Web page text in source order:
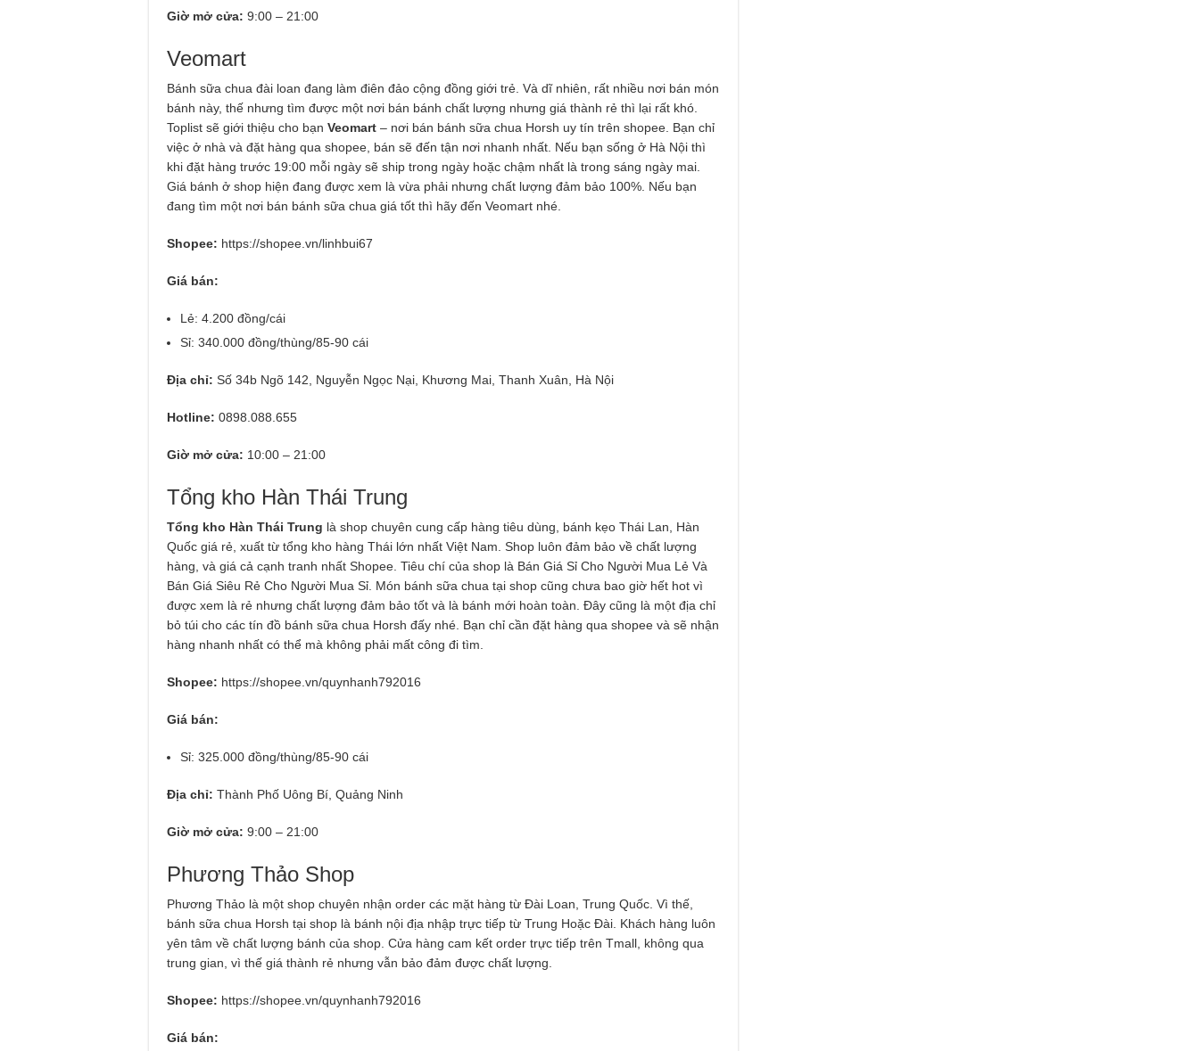
Giờ mở cửa: 9:00 – 21:00
Veomart
Bánh sữa chua đài loan đang làm điên đảo cộng đồng giới trẻ. Và dĩ nhiên, rất nhiều nơi bán món
bánh này, thế nhưng tìm được một nơi bán bánh chất lượng nhưng giá thành rẻ thì lại rất khó.
Toplist sẽ giới thiệu cho bạn Veomart – nơi bán bánh sữa chua Horsh uy tín trên shopee. Bạn chỉ
việc ở nhà và đặt hàng qua shopee, bán sẽ đến tận nơi nhanh nhất. Nếu bạn sống ở Hà Nội thì
khi đặt hàng trước 19:00 mỗi ngày sẽ ship trong ngày hoặc chậm nhất là trong sáng ngày mai.
Giá bánh ở shop hiện đang được xem là vừa phải nhưng chất lượng đảm bảo 100%. Nếu bạn
đang tìm một nơi bán bánh sữa chua giá tốt thì hãy đến Veomart nhé.
Shopee: https://shopee.vn/linhbui67
Giá bán:
Lẻ: 4.200 đồng/cái
Sỉ: 340.000 đồng/thùng/85-90 cái
Địa chỉ: Số 34b Ngõ 142, Nguyễn Ngọc Nại, Khương Mai, Thanh Xuân, Hà Nội
Hotline: 0898.088.655
Giờ mở cửa: 10:00 – 21:00
Tổng kho Hàn Thái Trung
Tổng kho Hàn Thái Trung là shop chuyên cung cấp hàng tiêu dùng, bánh kẹo Thái Lan, Hàn
Quốc giá rẻ, xuất từ tổng kho hàng Thái lớn nhất Việt Nam. Shop luôn đảm bảo về chất lượng
hàng, và giá cả cạnh tranh nhất Shopee. Tiêu chí của shop là Bán Giá Sỉ Cho Người Mua Lẻ Và
Bán Giá Siêu Rẻ Cho Người Mua Sỉ. Món bánh sữa chua tại shop cũng chưa bao giờ hết hot vì
được xem là rẻ nhưng chất lượng đảm bảo tốt và là bánh mới hoàn toàn. Đây cũng là một địa chỉ
bỏ túi cho các tín đồ bánh sữa chua Horsh đấy nhé. Bạn chỉ cần đặt hàng qua shopee và sẽ nhận
hàng nhanh nhất có thể mà không phải mất công đi tìm.
Shopee: https://shopee.vn/quynhanh792016
Giá bán:
Sỉ: 325.000 đồng/thùng/85-90 cái
Địa chỉ: Thành Phố Uông Bí, Quảng Ninh
Giờ mở cửa: 9:00 – 21:00
Phương Thảo Shop
Phương Thảo là một shop chuyên nhận order các mặt hàng từ Đài Loan, Trung Quốc. Vì thế,
bánh sữa chua Horsh tại shop là bánh nội địa nhập trực tiếp từ Trung Hoặc Đài. Khách hàng luôn
yên tâm về chất lượng bánh của shop. Cửa hàng cam kết order trực tiếp trên Tmall, không qua
trung gian, vì thế giá thành rẻ nhưng vẫn bảo đảm được chất lượng.
Shopee: https://shopee.vn/quynhanh792016
Giá bán: